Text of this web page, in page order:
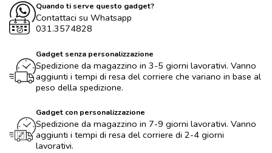
Quando ti serve questo gadget?
Contattaci su Whatsapp
031.3574828
Gadget senza personalizzazione
Spedizione da magazzino in 3-5 giorni lavorativi. Vanno
aggiunti i tempi di resa del corriere che variano in base al
peso della spedizione.
Gadget con personalizzazione
Spedizione da magazzino in 7-9 giorni lavorativi. Vanno
aggiunti i tempi di resa del corriere di 2-4 giorni
lavorativi.